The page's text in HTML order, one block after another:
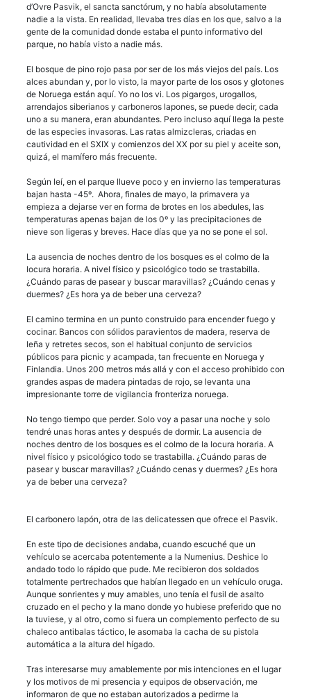
d’Ovre Pasvik, el sancta sanctórum, y no había absolutamente
nadie a la vista. En realidad, llevaba tres días en los que, salvo a la
gente de la comunidad donde estaba el punto informativo del
parque, no había visto a nadie más.
El bosque de pino rojo pasa por ser de los más viejos del país. Los
alces abundan y, por lo visto, la mayor parte de los osos y glotones
de Noruega están aquí. Yo no los vi. Los pigargos, urogallos,
arrendajos siberianos y carboneros lapones, se puede decir, cada
uno a su manera, eran abundantes. Pero incluso aquí llega la peste
de las especies invasoras. Las ratas almizcleras, criadas en
cautividad en el SXIX y comienzos del XX por su piel y aceite son,
quizá, el mamífero más frecuente.
Según leí, en el parque llueve poco y en invierno las temperaturas
bajan hasta -45º. Ahora, finales de mayo, la primavera ya
empieza a dejarse ver en forma de brotes en los abedules, las
temperaturas apenas bajan de los 0º y las precipitaciones de
nieve son ligeras y breves. Hace días que ya no se pone el sol.
La ausencia de noches dentro de los bosques es el colmo de la
locura horaria. A nivel físico y psicológico todo se trastabilla.
¿Cuándo paras de pasear y buscar maravillas? ¿Cuándo cenas y
duermes? ¿Es hora ya de beber una cerveza?
El camino termina en un punto construido para encender fuego y
cocinar. Bancos con sólidos paravientos de madera, reserva de
leña y retretes secos, son el habitual conjunto de servicios
públicos para picnic y acampada, tan frecuente en Noruega y
Finlandia. Unos 200 metros más allá y con el acceso prohibido con
grandes aspas de madera pintadas de rojo, se levanta una
impresionante torre de vigilancia fronteriza noruega.
No tengo tiempo que perder. Solo voy a pasar una noche y solo
tendré unas horas antes y después de dormir. La ausencia de
noches dentro de los bosques es el colmo de la locura horaria. A
nivel físico y psicológico todo se trastabilla. ¿Cuándo paras de
pasear y buscar maravillas? ¿Cuándo cenas y duermes? ¿Es hora
ya de beber una cerveza?
El carbonero lapón, otra de las delicatessen que ofrece el Pasvik.
En este tipo de decisiones andaba, cuando escuché que un
vehículo se acercaba potentemente a la Numenius. Deshice lo
andado todo lo rápido que pude. Me recibieron dos soldados
totalmente pertrechados que habían llegado en un vehículo oruga.
Aunque sonrientes y muy amables, uno tenía el fusil de asalto
cruzado en el pecho y la mano donde yo hubiese preferido que no
la tuviese, y al otro, como si fuera un complemento perfecto de su
chaleco antibalas táctico, le asomaba la cacha de su pistola
automática a la altura del hígado.
Tras interesarse muy amablemente por mis intenciones en el lugar
y los motivos de mi presencia y equipos de observación, me
informaron de que no estaban autorizados a pedirme la